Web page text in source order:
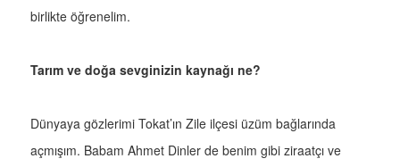
birlikte öğrenelim.
Tarım ve doğa sevginizin kaynağı ne?
Dünyaya gözlerimi Tokat’ın Zile ilçesi üzüm bağlarında
açmışım. Babam Ahmet Dinler de benim gibi ziraatçı ve